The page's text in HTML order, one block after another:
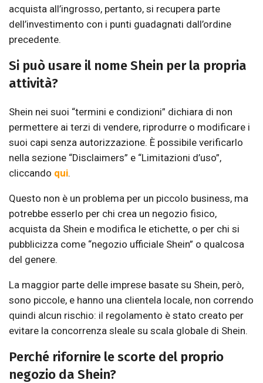
acquista all’ingrosso, pertanto, si recupera parte
dell’investimento con i punti guadagnati dall’ordine
precedente.
Si può usare il nome Shein per la propria
attività?
Shein nei suoi “termini e condizioni” dichiara di non
permettere ai terzi di vendere, riprodurre o modificare i
suoi capi senza autorizzazione. È possibile verificarlo
nella sezione “Disclaimers” e “Limitazioni d’uso”,
cliccando qui.
Questo non è un problema per un piccolo business, ma
potrebbe esserlo per chi crea un negozio fisico,
acquista da Shein e modifica le etichette, o per chi si
pubblicizza come “negozio ufficiale Shein” o qualcosa
del genere.
La maggior parte delle imprese basate su Shein, però,
sono piccole, e hanno una clientela locale, non correndo
quindi alcun rischio: il regolamento è stato creato per
evitare la concorrenza sleale su scala globale di Shein.
Perché rifornire le scorte del proprio
negozio da Shein?